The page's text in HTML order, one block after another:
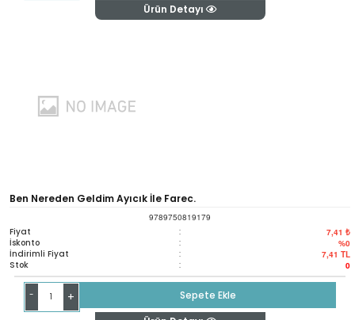
Ürün Detayı
Ben Nereden Geldim Ayıcık İle Farec.
9789750819179
Fiyat : 7,41 ₺
İskonto : %0
İndirimli Fiyat : 7,41 TL
Stok : 0
- +
Sepete Ekle